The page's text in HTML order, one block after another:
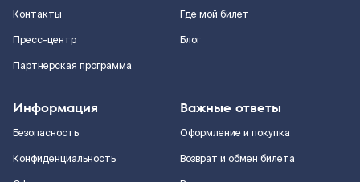
Контакты
Пресс-центр
Партнерская программа
Где мой билет
Блог
Информация
Безопасность
Конфиденциальность
Важные ответы
Оформление и покупка
Возврат и обмен билета